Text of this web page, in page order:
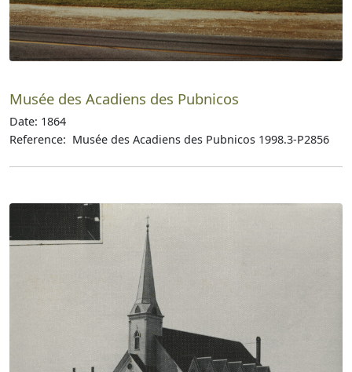
Musée des Acadiens des Pubnicos
Date: 1864
Reference: Musée des Acadiens des Pubnicos 1998.3-P2856